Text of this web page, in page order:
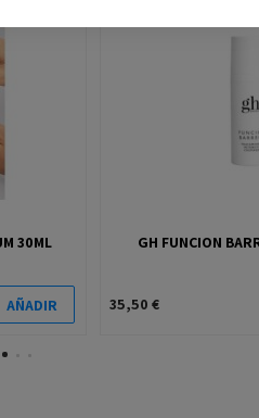
30ML
AÑADIR
GH FUNCION
35,50 €